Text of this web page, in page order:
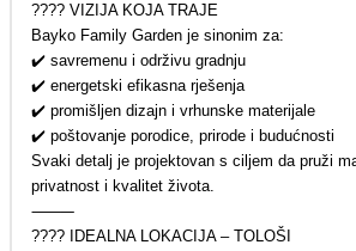
???? VIZIJA KOJA TRAJE
Bayko Family Garden je sinonim za:
✔️ savremenu i održivu gradnju
✔️ energetski efikasna rješenja
✔️ promišljen dizajn i vrhunske materijale
✔️ poštovanje porodice, prirode i budućnosti
Svaki detalj je projektovan s ciljem da pruži
privatnost i kvalitet života.
⸻
???? IDEALNA LOKACIJA – TOLOŠI